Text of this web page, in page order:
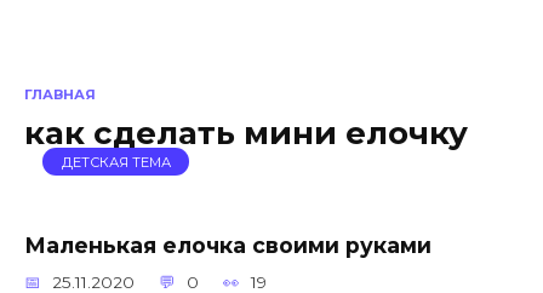
ГЛАВНАЯ
как сделать мини елочку
ДЕТСКАЯ ТЕМА
Маленькая елочка своими руками
25.11.2020 0 19